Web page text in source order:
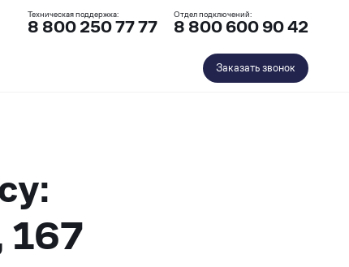
Техническая поддержка:
8 800 250 77 77
Отдел подключений:
8 800 600 90 42
Заказать звонок
167